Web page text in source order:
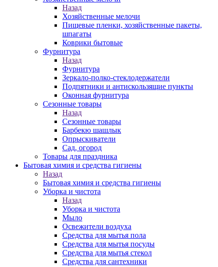
Назад
Хозяйственные мелочи
Пищевые пленки, хозяйственные пакеты,
шпагаты
Коврики бытовые
Фурнитура
Назад
Фурнитура
Зеркало-полко-стеклодержатели
Подпятники и антискользящие пункты
Оконная фурнитура
Сезонные товары
Назад
Сезонные товары
Барбекю шашлык
Опрыскиватели
Сад, огород
Товары для праздника
Бытовая химия и средства гигиены
Назад
Бытовая химия и средства гигиены
Уборка и чистота
Назад
Уборка и чистота
Мыло
Освежители воздуха
Средства для мытья пола
Средства для мытья посуды
Средства для мытья стекол
Средства для сантехники